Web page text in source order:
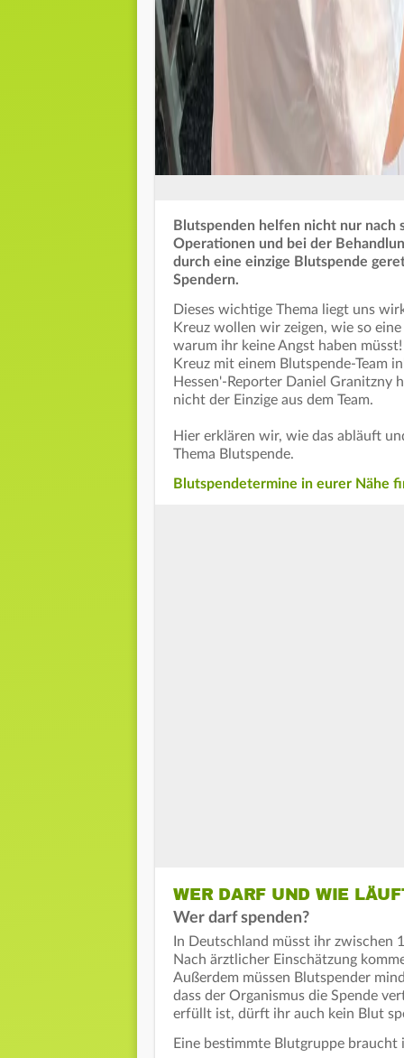
Blutspenden helfen nicht nur nach
Operationen und bei der
durch eine einzige Blutspende
Spendern.
Dieses wichtige Thema liegt uns
Kreuz wollen wir zeigen, wie so
warum ihr keine Angst haben
Kreuz mit einem Blutspende-Team
Hessen'-Reporter Daniel Granitzny
nicht der Einzige aus dem Team.
Hier erklären wir, wie das abläuft
Thema Blutspende.
Blutspendetermine in eurer Nähe
WER DARF UND WIE
Wer darf spenden?
In Deutschland müsst ihr zwischen
Nach ärztlicher Einschätzung
Außerdem müssen Blutspender
dass der Organismus die Spende
erfüllt ist, dürft ihr auch kein Blut
Eine bestimmte Blutgruppe braucht